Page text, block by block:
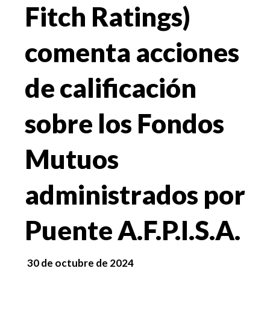
Fitch Ratings)
comenta acciones
de calificación
sobre los Fondos
Mutuos
administrados por
Puente A.F.P.I.S.A.
30 de octubre de 2024